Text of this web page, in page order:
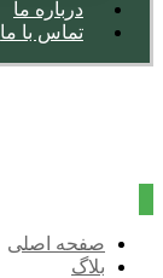
درباره ما
تماس با ما
صفحه اصلی
بلاگ